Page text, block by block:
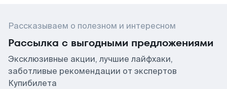
Рассказываем о полезном и интересном
Рассылка с выгодными предложениями
Эксклюзивные акции, лучшие лайфхаки,
заботливые рекомендации от экспертов
Купибилета